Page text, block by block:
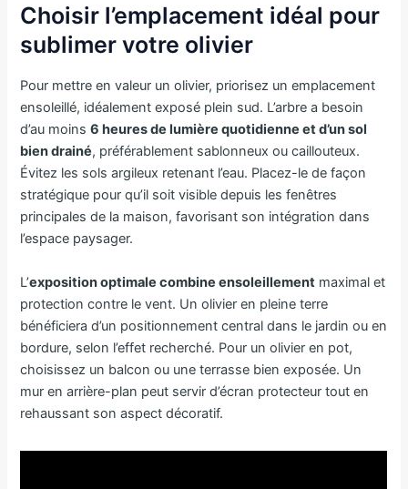
Choisir l’emplacement idéal pour
sublimer votre olivier
Pour mettre en valeur un olivier, priorisez un emplacement
ensoleillé, idéalement exposé plein sud. L’arbre a besoin
d’au moins6 heures de lumière quotidienne et d’un sol
bien drainé, préférablement sablonneux ou caillouteux.
Évitez les sols argileux retenant l’eau. Placez-le de façon
stratégique pour qu’il soit visible depuis les fenêtres
principales de la maison, favorisant son intégration dans
l’espace paysager.
L’exposition optimale combine ensoleillement maximal et
protection contre le vent. Un olivier en pleine terre
bénéficiera d’un positionnement central dans le jardin ou en
bordure, selon l’effet recherché. Pour un olivier en pot,
choisissez un balcon ou une terrasse bien exposée. Un
mur en arrière-plan peut servir d’écran protecteur tout en
rehaussant son aspect décoratif.